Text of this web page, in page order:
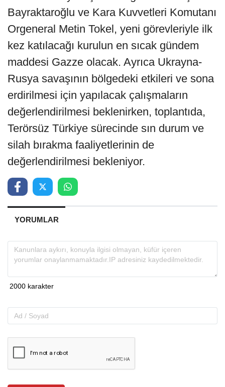
Bayraktaroğlu ve Kara Kuvvetleri Komutanı
Orgeneral Metin Tokel, yeni görevleriyle ilk
kez katılacağı kurulun en sıcak gündem
maddesi Gazze olacak. Ayrıca Ukrayna-
Rusya savaşının bölgedeki etkileri ve sona
erdirilmesi için yapılacak çalışmaların
değerlendirilmesi beklenirken, toplantıda,
Terörsüz Türkiye sürecinde sın durum ve
silah bırakma faaliyetlerinin de
değerlendirilmesi bekleniyor.
YORUMLAR